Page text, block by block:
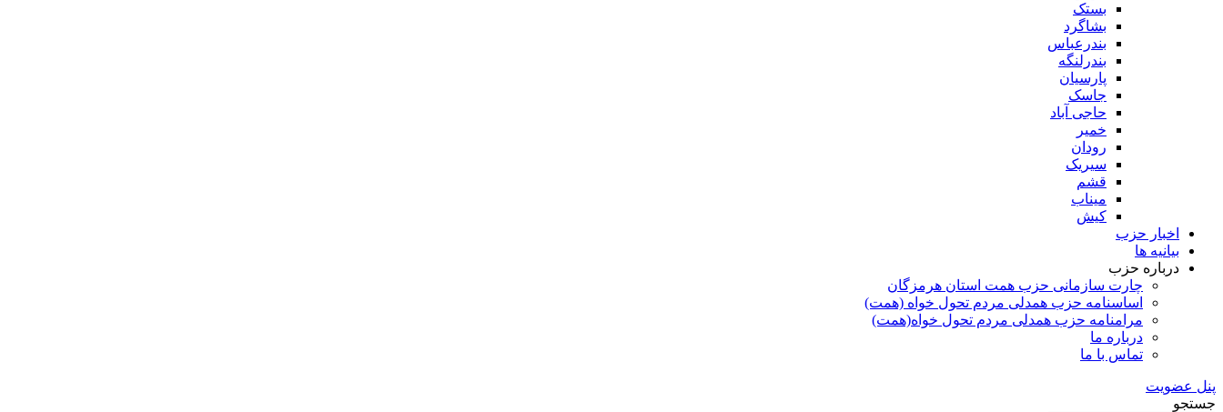
بستک
بشاگرد
بندرعباس
بندرلنگه
پارسیان
جاسک
حاجی آباد
خمیر
رودان
سیریک
قشم
میناب
کیش
اخبار حزب
بیانیه ها
درباره حزب
چارت سازمانی حزب همت استان هرمزگان
اساسنامه حزب همدلی مردم تحول خواه (همت)
مرامنامه حزب همدلی مردم تحول خواه(همت)
درباره ما
تماس با ما
پنل عضویت
جستجو